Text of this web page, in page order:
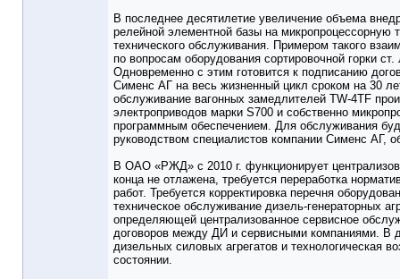
В последнее десятилетие увеличение объема
релейной элементной базы на микропроцессорную
технического обслуживания. Примером такого
по вопросам оборудования сортировочной горки
Одновременно с этим готовится к подписанию
Сименс АГ на весь жизненный цикл сроком на 30
обслуживание вагонных замедлителей TW-4TF
электроприводов марки S700 и собственно
программным обеспечением. Для обслуживания
руководством специалистов компании Сименс
В ОАО «РЖД» с 2010 г. функционирует
конца не отлажена, требуется переработка
работ. Требуется корректировка перечня
техническое обслуживание дизель-генераторных
определяющей централизованное сервисное
договоров между ДИ и сервисными компаниями. В
дизельных силовых агрегатов и технологическая
состоянии.